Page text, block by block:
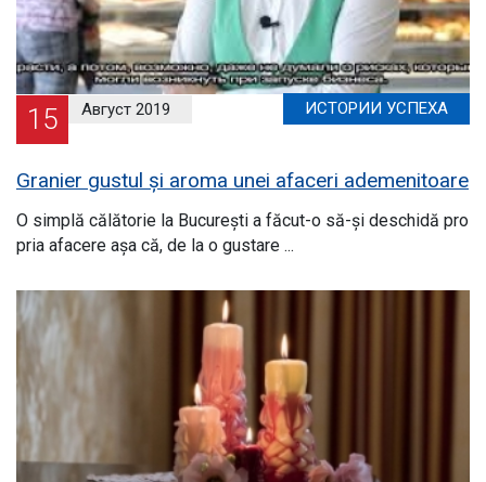
15 Август 2019 ИСТОРИИ УСПЕХА
Granier gustul și aroma unei afaceri ademenitoare
O simplă călătorie la București a făcut-o să-și deschidă pro
pria afacere așa că, de la o gustare ...